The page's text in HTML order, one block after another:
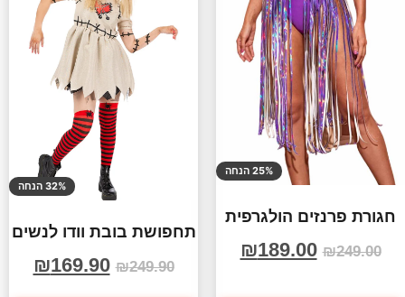
25% הנחה
חגורת פרנזים הולגרפית
₪249.00
₪189.00
32% הנחה
תחפושת בובת וודו לנשים
₪249.90
₪169.90